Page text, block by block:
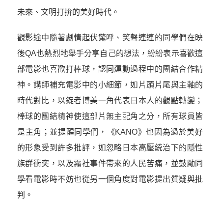
未來、文明打拚的美好時代。
觀影途中隨著劇情起伏驚呼、笑聲連連的同學們在映
後QA也熱烈地舉手分享自己的想法，紛紛表示喜歡這
部電影也喜歡打棒球，認同運動過程中的團結合作精
神。 講師補充電影中的小細節，如片頭片尾與主軸的
時代對比，以錠者博美一角代表日本人的觀點轉變；
棒球的團結精神使這部片無主配角之分，所有球員皆
是主角；並提醒同學們，《KANO》也因為過於美好
的形象受到許多批評，如忽略日本高壓統治下的隱性
族群衝突，以及霧社事件帶來的人民苦痛，並鼓勵同
學看電影時不妨也從另一個角度對電影提出質疑與批
判。